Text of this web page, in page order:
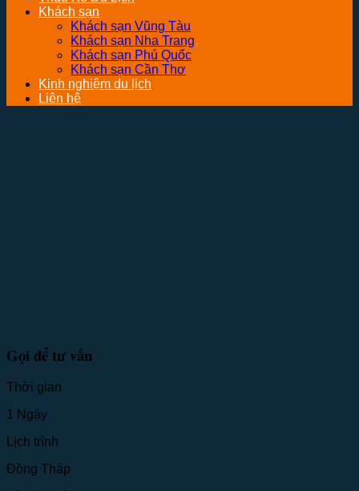
Khách sạn
Khách sạn Vũng Tàu
Khách sạn Nha Trang
Khách sạn Phú Quốc
Khách sạn Cần Thơ
Kinh nghiệm du lịch
Liên hệ
Gọi để tư vấn
Thời gian
1 Ngày
Lịch trình
Đồng Tháp